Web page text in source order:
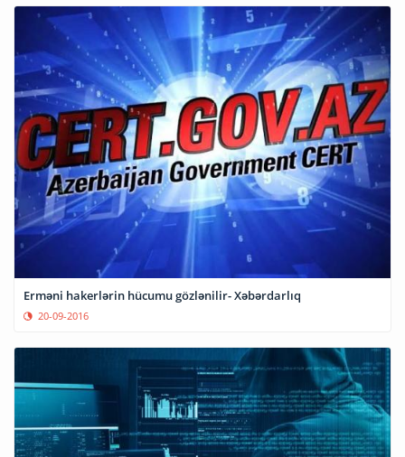
Erməni hakerlərin hücumu gözlənilir- Xəbərdarlıq
20-09-2016